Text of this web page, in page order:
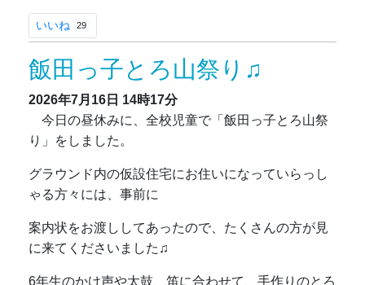
いいね 29
飯田っ子とろ山祭り♫
2026年7月16日 14時17分
今日の昼休みに、全校児童で「飯田っ子とろ山祭
り」をしました。
グラウンド内の仮設住宅にお住いになっていらっし
ゃる方々には、事前に
案内状をお渡ししてあったので、たくさんの方が見
に来てくださいました♫
6年生のかけ声や太鼓、笛に合わせて、手作りのとろ